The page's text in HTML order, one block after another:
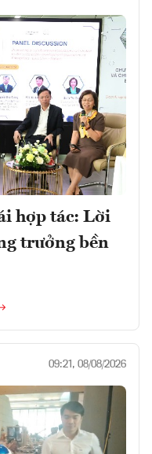
hợp tác: Lời
trưởng bền
09:21, 08/08/2026